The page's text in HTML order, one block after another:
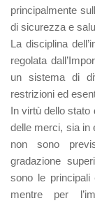
principalmente
di sicurezza e
La disciplina
regolata
un sistema di
restrizioni ed
In virtù dello stato
delle merci, sia in
non sono
gradazione
sono le principali
mentre per